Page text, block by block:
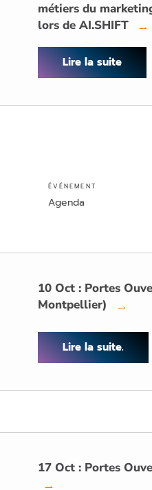
métiers du
lors de AI.SHIFT
→
Lire la suite
ÉVÉNEMENT
Agenda
10 Oct : Portes
Montpellier)
→
Lire la suite.
17 Oct : Portes
→